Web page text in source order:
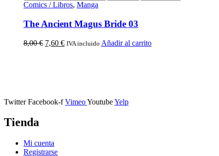
Comics / Libros, Manga
The Ancient Magus Bride 03
8,00€ 7,60 € IVA incluido Añadir al carrito
Twitter Facebook-f VimeoYoutubeYelp
Tienda
Mi cuenta
Registrarse